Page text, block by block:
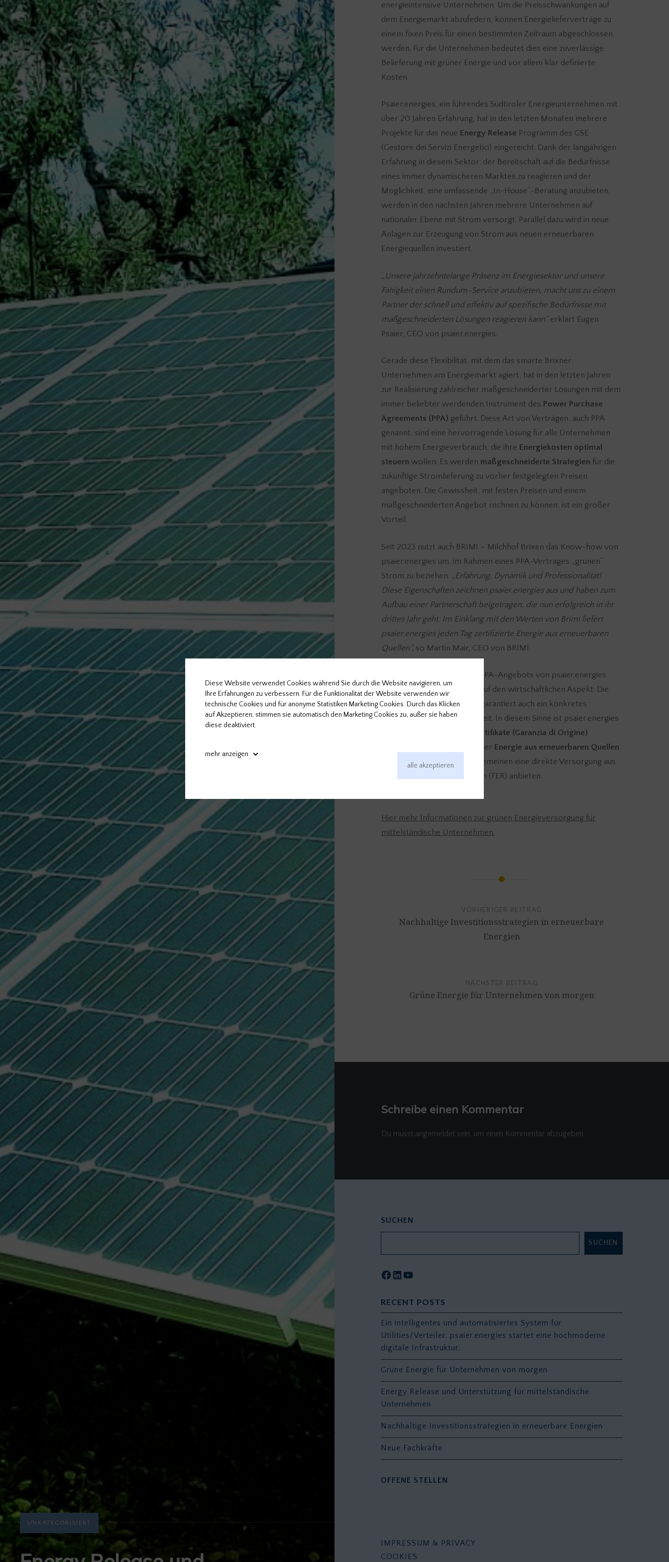
UNKATEGORISIERT
energieintensive Unternehmen. Um die Preisschwankungen auf
dem Energiemarkt abzufedern, können Energielieferverträge zu
einem fixen Preis für einen bestimmten Zeitraum abgeschlossen
werden. Für die Unternehmen bedeutet dies eine zuverlässige
Belieferung mit grüner Energie und vor allem klar definierte
Kosten.
Psaier.energies, ein führendes Südtiroler Energieunternehmen mit
über 20 Jahren Erfahrung, hat in den letzten Monaten mehrere
Projekte für das neue Energy Release Programm des GSE
(Gestore dei Servizi Energetici) eingereicht. Dank der langjährigen
Erfahrung in diesem Sektor, der Bereitschaft auf die Bedürfnisse
eines immer dynamischeren Marktes zu reagieren und der
Möglichkeit, eine umfassende „In-House“-Beratung anzubieten,
werden in den nächsten Jahren mehrere Unternehmen auf
nationaler Ebene mit Strom versorgt. Parallel dazu wird in neue
Anlagen zur Erzeugung von Strom aus neuen erneuerbaren
Energiequellen investiert.
„Unsere jahrzehntelange Präsenz im Energiesektor und unsere
Fähigkeit einen Rundum-Service anzubieten, macht uns zu einem
Partner der schnell und effektiv auf spezifische Bedürfnisse mit
maßgeschneiderten Lösungen reagieren kann“erklärt Eugen
Psaier, CEO von psaier.energies.
Gerade diese Flexibilität, mit dem das smarte Brixner
Unternehmen am Energiemarkt agiert, hat in den letzten Jahren
zur Realisierung zahlreicher maßgeschneiderter Lösungen mit dem
immer beliebter werdenden Instrument des Power Purchase
Agreements (PPA) geführt. Diese Art von Verträgen, auch PPA
genannt, sind eine hervorragende Lösung für alle Unternehmen
mit hohem Energieverbrauch, die ihre Energiekosten optimal
steuern wollen: Es werden maßgeschneiderte Strategien für die
zukünftige Stromlieferung zu vorher festgelegten Preisen
angeboten. Die Gewissheit, mit festen Preisen und einem
maßgeschneiderten Angebot rechnen zu können, ist ein großer
Vorteil.
Seit 2023 nutzt auch BRIMI – Milchhof Brixen das Know-how von
psaier.energies um, im Rahmen eines PPA-Vertrages „grünen“
Strom zu beziehen.
„Erfahrung, Dynamik und Professionalität!
Diese Eigenschaften zeichnen psaier.energies aus und haben zum
Aufbau einer Partnerschaft beigetragen, die nun erfolgreich in ihr
drittes Jahr geht. Im Einklang mit den Werten von Brimi liefert
psaier.energies jeden Tag zertifizierte Energie aus erneuerbaren
Quellen“, so Martin Mair, CEO von BRIMI.
Die positiven Faktoren des PPA-Angebots von psaier.energies
beschränken sich nicht nur auf den wirtschaftlichen Aspekt: Die
Gestaltung dieser Verträge garantiert auch ein konkretes
Engagement für Nachhaltigkeit. In diesem Sinne ist psaier.energies
GO-Zertifikate (Garanzia di Origine)
vertreten, die die Herkunft der Energie aus erneuerbaren Quellen
bestätigen, und kann im Allgemeinen eine direkte Versorgung aus
erneuerbaren Energiequellen (FER) anbieten.
Hier mehr Informationen zur grünen Energieversorgung für
mittelständische Unternehmen.
Beitragsnavigation
VORHERIGER BEITRAG
Nachhaltige Investitionsstrategien in erneuerbare
Energien
NÄCHSTER BEITRAG
Grüne Energie für Unternehmen von morgen
Schreibe einen Kommentar
Du musst angemeldet sein, um einen Kommentar abzugeben.
SUCHEN
SUCHEN
Facebook
LinkedIn
RECENT POSTS
Ein intelligentes und automatisiertes System für
Utilities/Verteiler: psaier.energies startet eine hochmoderne
digitale Infrastruktur.
Grüne Energie für Unternehmen von morgen
Energy Release und Unterstützung für mittelständische
Unternehmen
Nachhaltige Investitionsstrategien in erneuerbare Energien
Neue Fachkräfte
OFFENE STELLEN
IMPRESSUM & PRIVACY
COOKIES
Diese Website verwendet Cookies während Sie durch die Website navigieren, um
Ihre Erfahrungen zu verbessern. Für die Funktionalität der Website verwenden wir
technische Cookies und für anonyme Statistiken Marketing Cookies. Durch das Klicken
auf Akzeptieren, stimmen sie automatisch den Marketing Cookies zu, außer sie haben
diese deaktiviert.
mehr anzeigen
Marketing Cookies
Google Analytics
Facebook Pixel
alle akzeptieren